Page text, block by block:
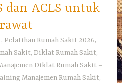
dan ACLS untuk
Pelatihan Rumah Sakit 2026,
Sakit, Diklat Rumah Sakit,
Diklat Rumah Sakit –
Manajemen Rumah Sakit,